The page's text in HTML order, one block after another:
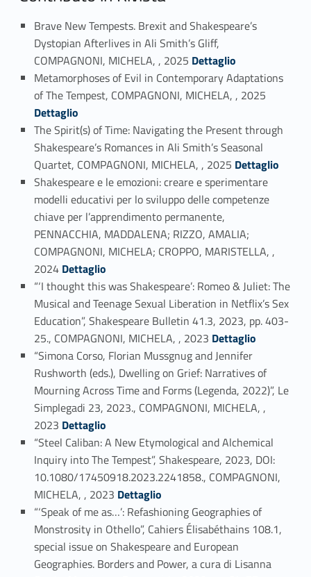
Brave New Tempests. Brexit and Shakespeare’s
Dystopian Afterlives in Ali Smith’s Gliff,
COMPAGNONI, MICHELA, , 2025 Link identifier #identifier_person_123038-1Dettaglio
Metamorphoses of Evil in Contemporary Adaptations
of The Tempest, COMPAGNONI, MICHELA, , 2025
Dettaglio
The Spirit(s) of Time: Navigating the Present through
Shakespeare’s Romances in Ali Smith’s Seasonal
Quartet, COMPAGNONI, MICHELA, , 2025 Link identifier #identifier_person_150599-3Dettaglio
Shakespeare e le emozioni: creare e sperimentare
modelli educativi per lo sviluppo delle competenze
chiave per l’apprendimento permanente,
PENNACCHIA, MADDALENA; RIZZO, AMALIA;
COMPAGNONI, MICHELA; CROPPO, MARISTELLA, ,
2024 Link identifier #identifier_person_88150-4Dettaglio
“‘I thought this was Shakespeare’: Romeo & Juliet: The
Musical and Teenage Sexual Liberation in Netflix’s Sex
Education”, Shakespeare Bulletin 41.3, 2023, pp. 403-
25., COMPAGNONI, MICHELA, , 2023 Link identifier #identifier_person_10263-5Dettaglio
“Simona Corso, Florian Mussgnug and Jennifer
Rushworth (eds.), Dwelling on Grief: Narratives of
Mourning Across Time and Forms (Legenda, 2022)”, Le
Simplegadi 23, 2023., COMPAGNONI, MICHELA, ,
2023 Link identifier #identifier_person_95726-6Dettaglio
“Steel Caliban: A New Etymological and Alchemical
Inquiry into The Tempest”, Shakespeare, 2023, DOI:
10.1080/17450918.2023.2241858., COMPAGNONI,
MICHELA, , 2023 Link identifier #identifier_person_91502-7Dettaglio
“‘Speak of me as…’: Refashioning Geographies of
Monstrosity in Othello”, Cahiers Élisabéthains 108.1,
special issue on Shakespeare and European
Geographies. Borders and Power, a cura di Lisanna